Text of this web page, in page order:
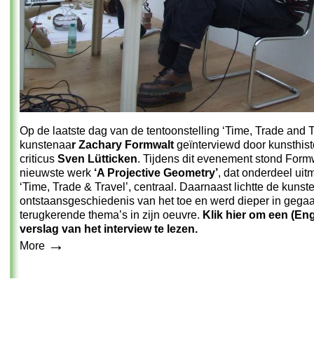
Op de laatste dag van de tentoonstelling ‘Time, Trade and
kunstenaar Zachary Formwalt geïnterviewd door
criticus Sven Lütticken. Tijdens dit evenement stond
nieuwste werk ‘A Projective Geometry’, dat onderdeel
‘Time, Trade & Travel’, centraal. Daarnaast lichtte de
ontstaansgeschiedenis van het toe en werd dieper in
terugkerende thema’s in zijn oeuvre. Klik hier om een
verslag van het interview te lezen.
More →